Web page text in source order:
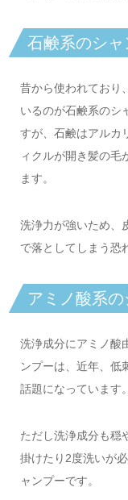
石鹸系のシャ
昔から使われており
いるのが石鹸系のシ
すが、石鹸はアルカ
ィクルが開き髪の毛
ます。
洗浄力が強いため、
で落としてしまう恐
アミノ酸系
洗浄成分にアミノ酸
ンプーは、近年、低
話題になっています。
ただし洗浄成分も穏
掛けたり2度洗いが
ャンプーです。